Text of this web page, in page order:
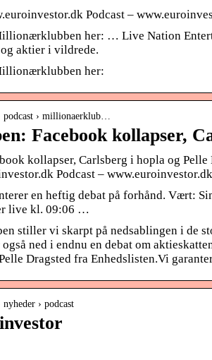
Podcast –
her: … Live Nation
aktier i vildrede.
her:
› millionaerklub…
Facebook kollapser,
kollapser, Carlsberg i hopla og Pelle
Podcast – www.euroinvestor.dk
en heftig debat på forhånd. Vært:
live kl. 09:06 …
stiller vi skarpt på nedsablingen i de
ned i endnu en debat om
Dragsted fra Enhedslisten.Vi
› podcast